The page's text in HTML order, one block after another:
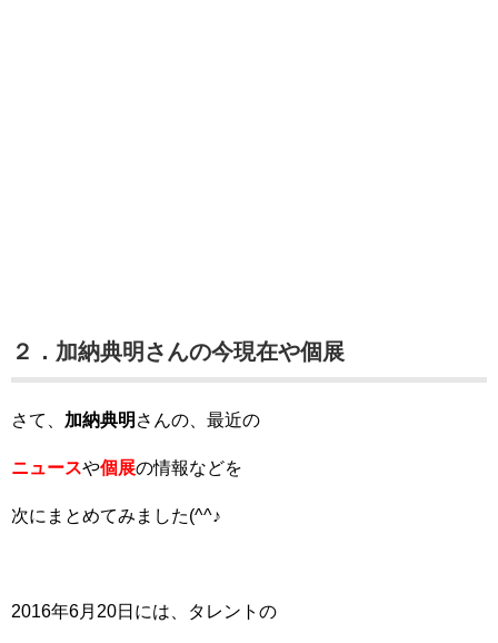
２．加納典明さんの今現在や個展
さて、 加納典明 さんの、最近の
ニュースや個展の情報などを
次にまとめてみました(^^♪
2016年6月20日には、タレントの